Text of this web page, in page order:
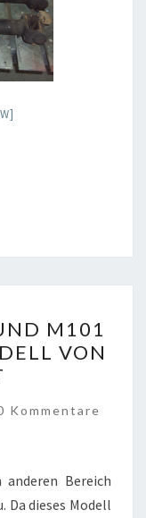
M101
VON
Kommentare
Bereich
Da dieses Modell